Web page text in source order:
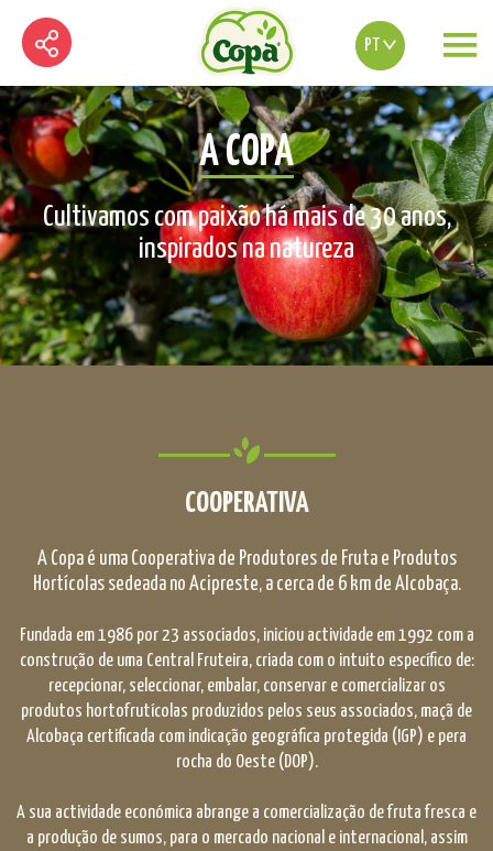
PT
A COPA
Cultivamos com paixão há mais de 30 anos,
inspirados na natureza
COOPERATIVA
A Copa é uma Cooperativa de Produtores de Fruta e Produtos
Hortícolas sedeada no Acipreste, a cerca de 6 km de Alcobaça.
Fundada em 1986 por 23 associados, iniciou actividade em 1992 com a
construção de uma Central Fruteira, criada com o intuito específico de:
recepcionar, seleccionar, embalar, conservar e comercializar os
produtos hortofrutícolas produzidos pelos seus associados, maçã de
Alcobaça certificada com indicação geográfica protegida (IGP) e pera
rocha do Oeste (DOP).
A sua actividade económica abrange a comercialização de fruta fresca e
a produção de sumos, para o mercado nacional e internacional, assim